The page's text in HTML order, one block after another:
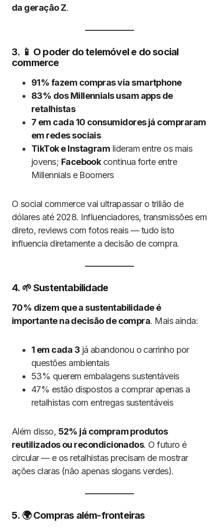
da geração Z.
3. 📱 O poder do telemóvel e do social
commerce
91% fazem compras via smartphone
83% dos Millennials usam apps de
retalhistas
7 em cada 10 consumidores já compraram
em redes sociais
TikTok e Instagram lideram entre os mais
jovens; Facebookcontinua forte entre
Millennials e Boomers
O social commerce vai ultrapassar o trilião de
dólares até 2028. Influenciadores, transmissões em
direto, reviews com fotos reais — tudo isto
influencia diretamente a decisão de compra.
4. 🌱 Sustentabilidade
70% dizem que a sustentabilidade é
importante na decisão de compra. Mais ainda:
1 em cada 3 já abandonou o carrinho por
questões ambientais
53% querem embalagens sustentáveis
47% estão dispostos a comprar apenas a
retalhistas com entregas sustentáveis
Além disso, 52% já compram produtos
reutilizados ou recondicionados. O futuro é
circular — e os retalhistas precisam de mostrar
ações claras (não apenas slogans verdes).
5. 🌍 Compras além-fronteiras